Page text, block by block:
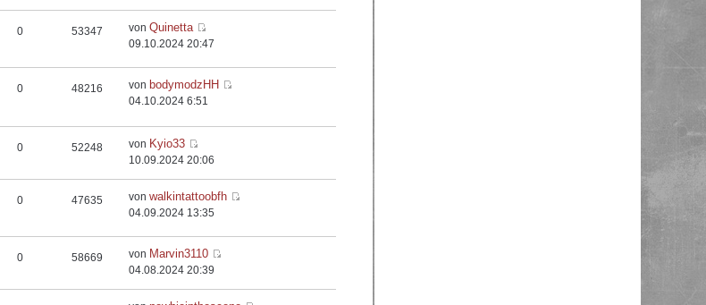
0 53347 vonQuinetta
09.10.2024 20:47
0 48216 von bodymodzHH
04.10.2024 6:51
0 52248 von Kyio33
10.09.2024 20:06
0 47635 vonwalkintattoobfh
04.09.2024 13:35
0 58669 von Marvin3110
04.08.2024 20:39